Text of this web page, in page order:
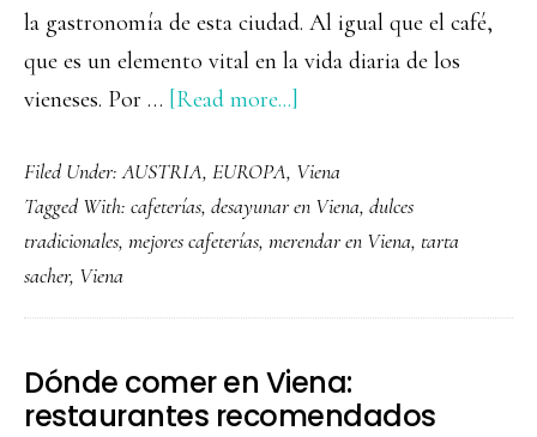
la gastronomía de esta ciudad. Al igual que el café,
que es un elemento vital en la vida diaria de los
vieneses. Por … [Read more...]
mejores
cafeterías
de
Filed Under:AUSTRIA, EUROPA, Viena
Tagged With: cafeterías, desayunar en Viena, dulces
tradicionales, mejores cafeterías, merendar en Viena, tarta
sacher, Viena
Dónde comer en Viena:
restaurantes recomendados